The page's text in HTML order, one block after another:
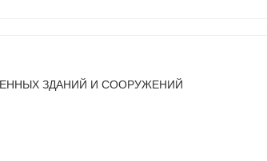
ЗДАНИЙ И СООРУЖЕНИЙ